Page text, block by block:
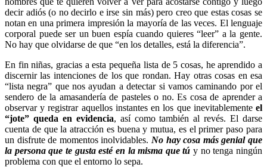
decir adiós (o no decirlo e irse sin más) pero creo que estas cosas se
notan en una primera impresión la mayoría de las veces. El lenguaje
corporal puede ser un buen espía cuando quieres “leer” a la gente.
No hay que olvidarse de que “en los detalles, está la diferencia”.
En fin niñas, gracias a esta pequeña lista de 5 cosas, he aprendido a
discernir las intenciones de los que rondan. Hay otras cosas en esa
“lista negra” que nos ayudan a detectar si vamos caminando por el
sendero de la amasandería de pasteles o no. Es cosa de aprender a
observar y registrar aquellos instantes en los que inevitablemente el
“jote” queda en evidencia, así como también al revés. El darse
cuenta de que la atracción es buena y mutua, es el primer paso para
un disfrute de momentos inolvidables. No hay cosa más genial que
la persona que te gusta esté en la misma que tú y no tenga ningún
problema con que el entorno lo sepa.